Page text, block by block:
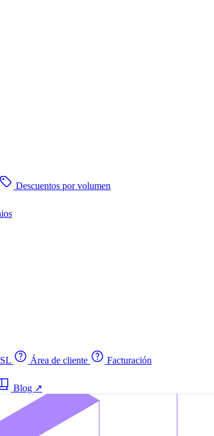
Descuentos por volumen
Área de cliente
Facturación
Blog ↗